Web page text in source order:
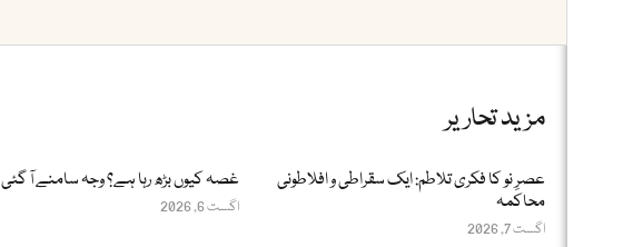
مزید تحاریر
عصرِ نو کا فکری تلاطم: ایک سقراطی و افلاطونی
محاکمہ
اگست 7, 2026
غصہ کیوں بڑھ رہا ہے؟ وجہ سامنے آ گئی
اگست 6, 2026